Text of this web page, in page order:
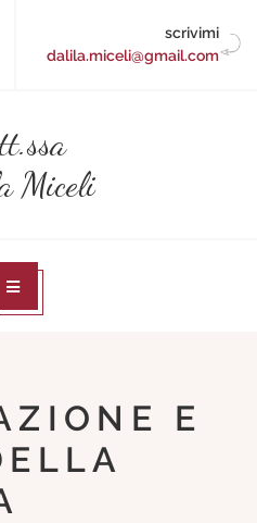
scrivimi
dalila.miceli@gmail.com
Miceli
E